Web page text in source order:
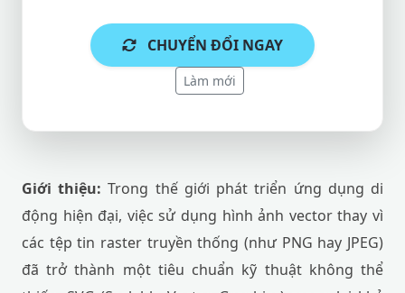
CHUYỂN ĐỔI NGAY
Làm mới
Giới thiệu: Trong thế giới phát triển ứng dụng di
động hiện đại, việc sử dụng hình ảnh vector thay vì
các tệp tin raster truyền thống (như PNG hay JPEG)
đã trở thành một tiêu chuẩn kỹ thuật không thể